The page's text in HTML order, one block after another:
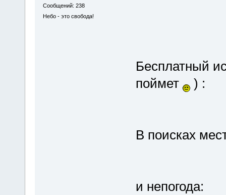
Сообщений: 238
Небо - это свобода!
Бесплатный
поймет
) :
В поисках
и непогода: